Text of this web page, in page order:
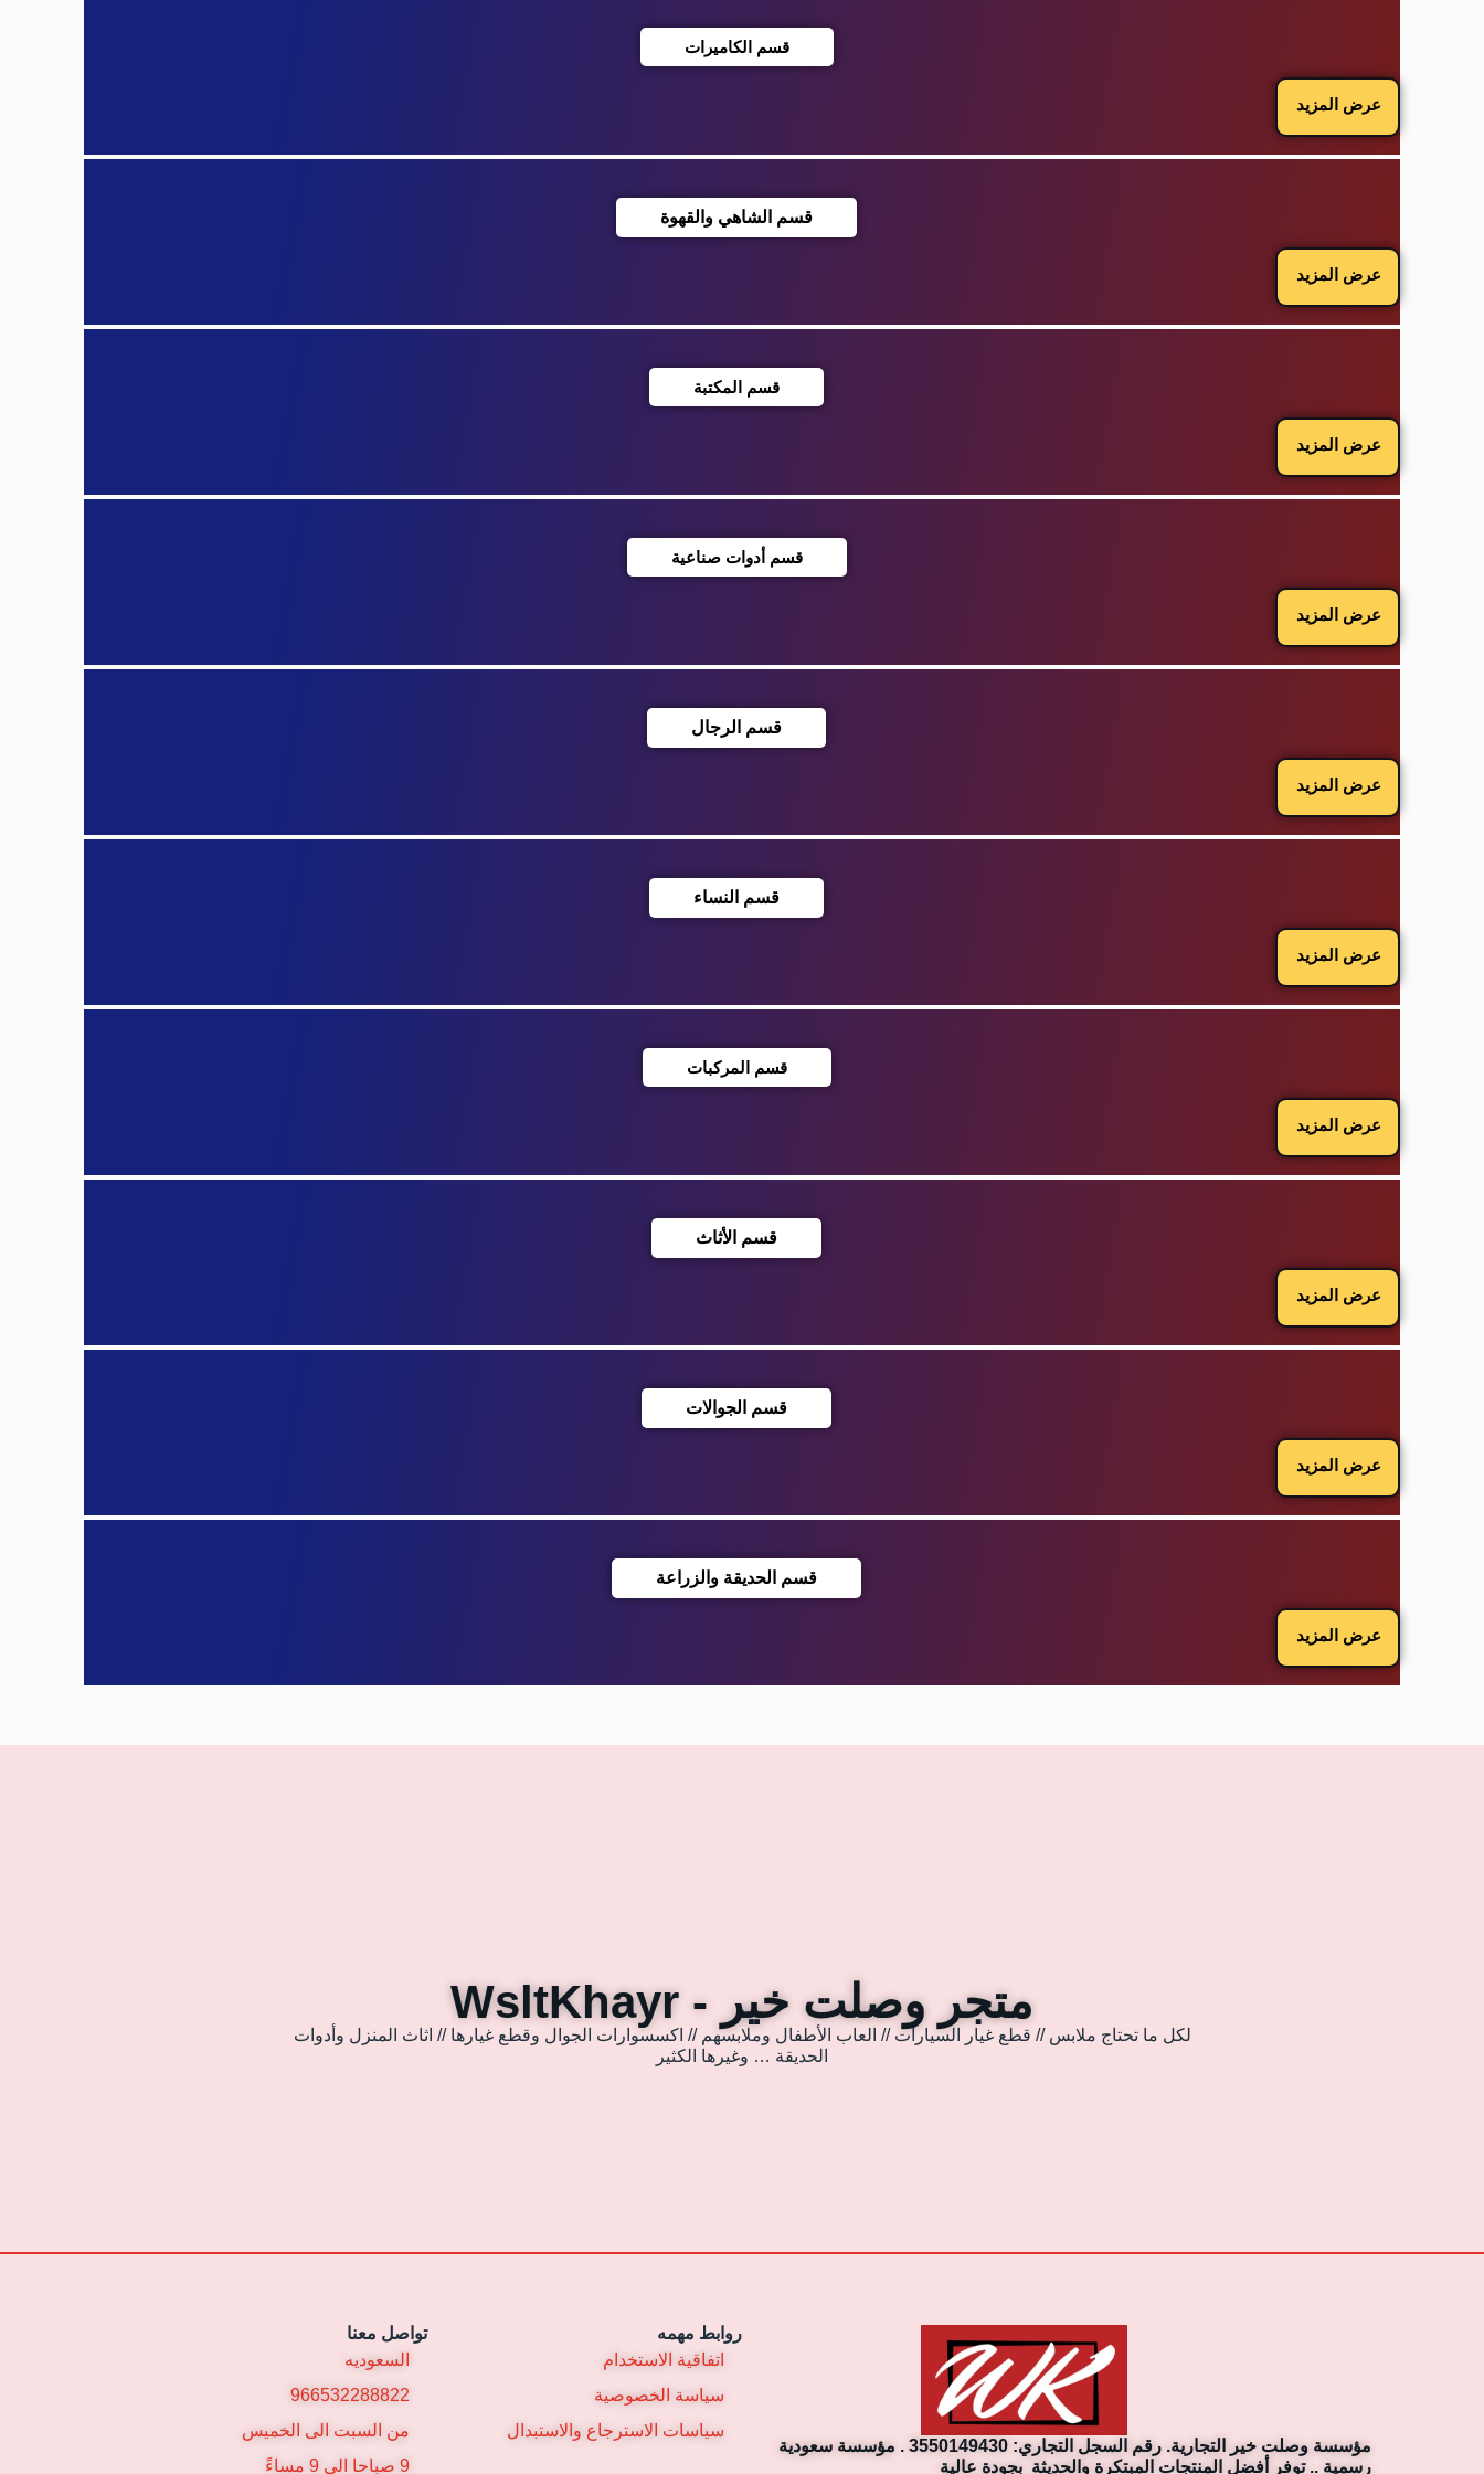
قسم الكاميرات
عرض المزيد
قسم الشاهي والقهوة
عرض المزيد
قسم المكتبة
عرض المزيد
قسم أدوات صناعية
عرض المزيد
قسم الرجال
عرض المزيد
قسم النساء
عرض المزيد
قسم المركبات
عرض المزيد
قسم الأثاث
عرض المزيد
قسم الجوالات
عرض المزيد
قسم الحديقة والزراعة
عرض المزيد
متجر وصلت خير - WsltKhayr
لكل ما تحتاج ملابس // قطع غيار السيارات // العاب الأطفال وملابسهم // اكسسوارات الجوال وقطع غيارها // اثاث المنزل وأدوات
الحديقة … وغيرها الكثير
مؤسسة وصلت خير التجارية. رقم السجل التجاري: 3550149430 . مؤسسة سعودية
رسمية .. توفر أفضل المنتجات المبتكرة والحديثة بجودة عالية
روابط مهمه
اتفاقية الاستخدام
سياسة الخصوصية
سياسات الاسترجاع والاستبدال
تواصل معنا
السعوديه
966532288822
من السبت الى الخميس
9 صباحا الى 9 مساءً